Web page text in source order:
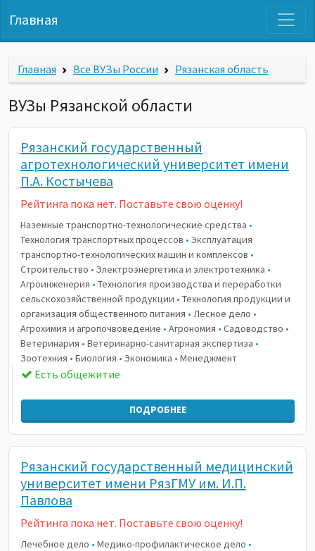
Главная
Главная Все ВУЗы России Рязанская область
ВУЗы Рязанской области
Рязанский государственный
агротехнологический университет имени
П.А. Костычева
Рейтинга пока нет. Поставьте свою оценку!
Наземные транспортно-технологические средства •
Технология транспортных процессов • Эксплуатация
транспортно-технологических машин и комплексов •
Строительство • Электроэнергетика и электротехника •
Агроинженерия • Технология производства и переработки
сельскохозяйственной продукции • Технология продукции и
организация общественного питания • Лесное дело •
Агрохимия и агропочвоведение • Агрономия • Садоводство •
Ветеринария • Ветеринарно-санитарная экспертиза •
Зоотехния • Биология • Экономика • Менеджмент
Есть общежитие
ПОДРОБНЕЕ
Рязанский государственный медицинский
университет имени РязГМУ им. И.П.
Павлова
Рейтинга пока нет. Поставьте свою оценку!
Лечебное дело • Медико-профилактическое дело •